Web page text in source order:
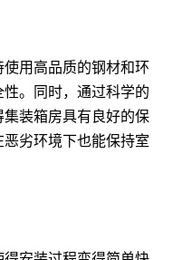
用高品质的钢材和环
。同时，通过科学的
装箱房具有良好的保
劣环境下也能保持室